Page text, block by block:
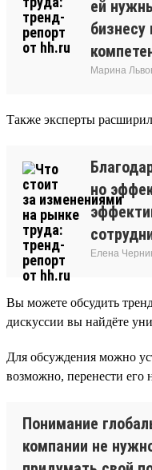
ей
Марина
Также эксперты
но
Елена
Вы можете обсудить
дискуссии вы найдёте
Для обсуждения можно
возможно, перенести его
Понимание
компании не